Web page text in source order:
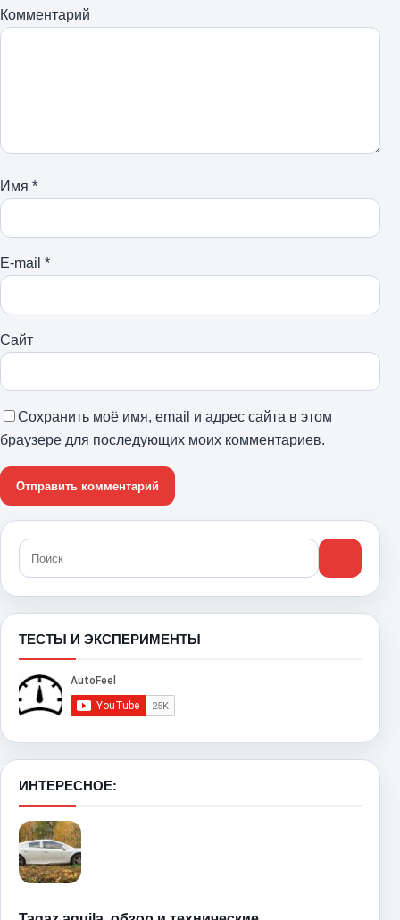
Комментарий
Имя *
E-mail *
Сайт
Сохранить моё имя, email и адрес сайта в этом
браузере для последующих моих комментариев.
ТЕСТЫ И ЭКСПЕРИМЕНТЫ
ИНТЕРЕСНОЕ: